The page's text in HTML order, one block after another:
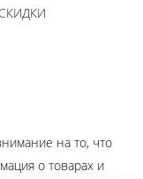
СКИДКИ
на то, что
о товарах и